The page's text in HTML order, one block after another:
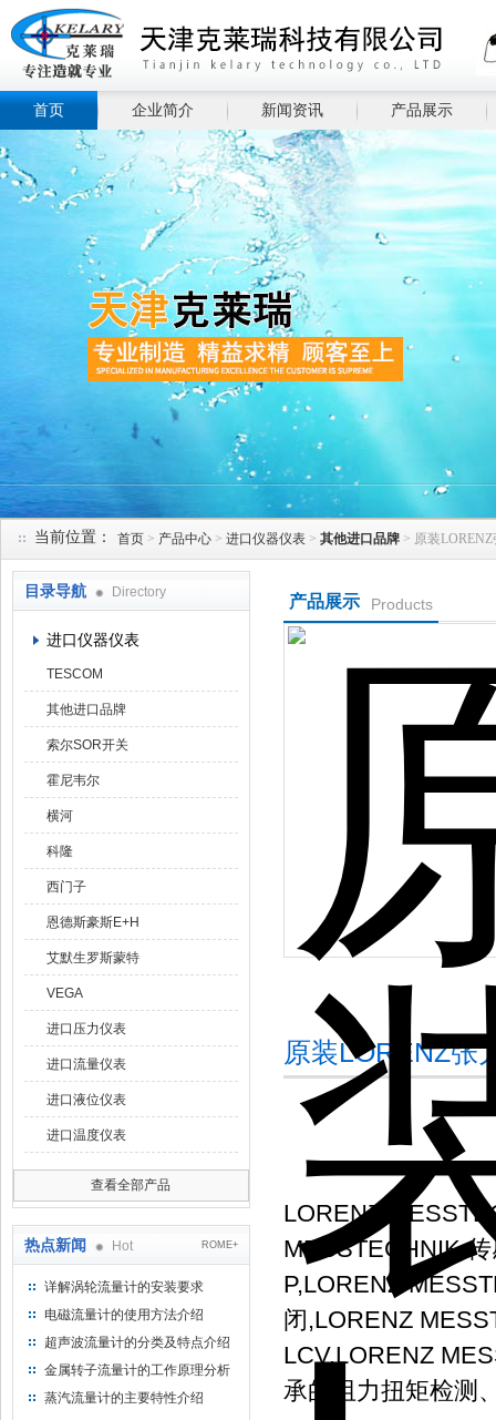
首页 企业简介 新闻资讯 产品展示
当前位置： 首页 > 产品中心 > 进口仪器仪表 > 其他进口品牌 > 原装
目录导航 Directory
进口仪器仪表
TESCOM
其他进口品牌
索尔SOR开关
霍尼韦尔
横河
科隆
西门子
恩德斯豪斯E+H
艾默生罗斯蒙特
VEGA
进口压力仪表
进口流量仪表
进口液位仪表
进口温度仪表
查看全部产品
热点新闻 Hot ROME+
详解涡轮流量计的安装要求
电磁流量计的使用方法介绍
超声波流量计的分类及特点介绍
金属转子流量计的工作原理分析
蒸汽流量计的主要特性介绍
产品展示 Products
原装LORENZ张
LORENZ
MESSTECHNIK
P,LORENZ
闭,LORENZ
LCV,LORENZ
承的阻力扭矩检测